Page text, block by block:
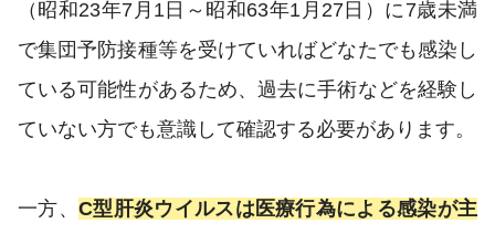
（昭和23年7月1日～昭和63年1月27日）に7歳未満
で集団予防接種等を受けていればどなたでも感染し
ている可能性があるため、過去に手術などを経験し
ていない方でも意識して確認する必要があります。
一方、 C型肝炎ウイルスは医療行為による感染が主